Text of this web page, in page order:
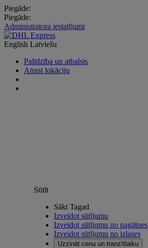
Piegāde:
Piegāde:
Administratora iestatījumi
English Latviešu
Palīdzība un atbalsts
Atrast lokāciju
Sūtīt
Sākt Tagad
Izveidot sūtījumu
Izveidot sūtījumu no pagātnes
Izveidot sūtījumu no izlases
Uzzināt cenu un tranzītlaiku